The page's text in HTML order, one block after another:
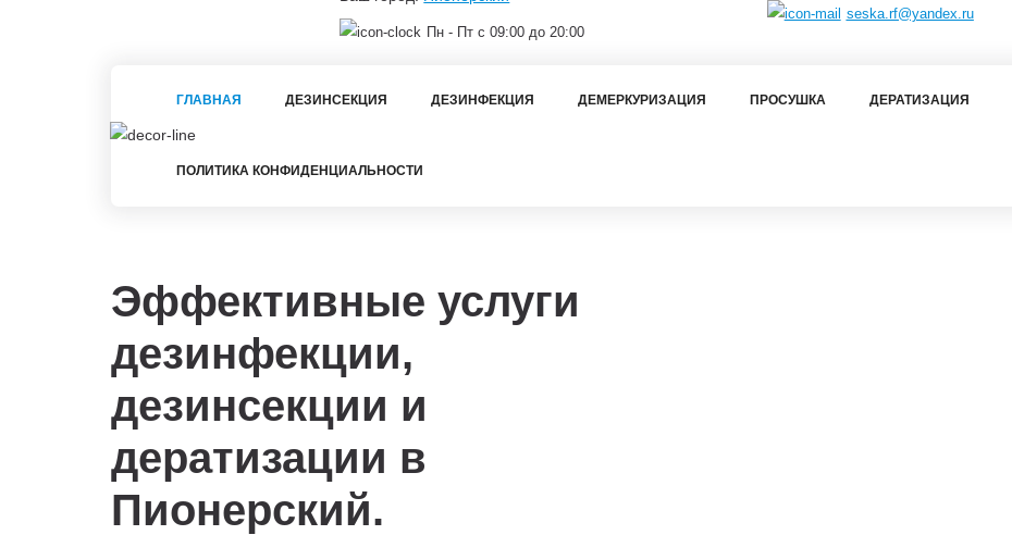
Пн - Пт с 09:00 до 20:00
seska.rf@yandex.ru
ГЛАВНАЯ ДЕЗИНСЕКЦИЯ ДЕЗИНФЕКЦИЯ ДЕМЕРКУРИЗАЦИЯ ПРОСУШКА ДЕРАТИЗАЦИЯ
ПОЛИТИКА КОНФИДЕНЦИАЛЬНОСТИ
Эффективные услуги
дезинфекции,
дезинсекции и
дератизации в
Пионерский.